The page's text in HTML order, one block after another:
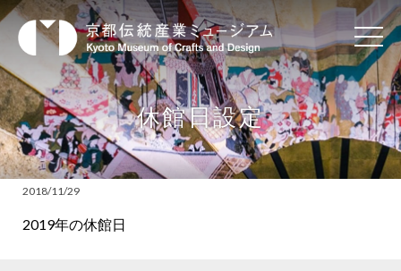
休館日設定
2018/11/29
2019年の休館日